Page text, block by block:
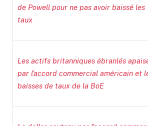
de Powell pour ne pas avoir baissé les
taux
Les actifs britanniques ébranlés
par l’accord commercial américain et
baisses de taux de la BoE